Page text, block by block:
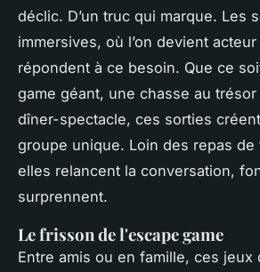
déclic. D’un truc qui marque. Les
immersives, où l’on devient acteur
répondent à ce besoin. Que ce
game géant, une chasse au
dîner-spectacle, ces sorties
groupe unique. Loin des repas
elles relancent la conversation,
surprennent.
Le frisson de l'escape game
Entre amis ou en famille, ces jeux